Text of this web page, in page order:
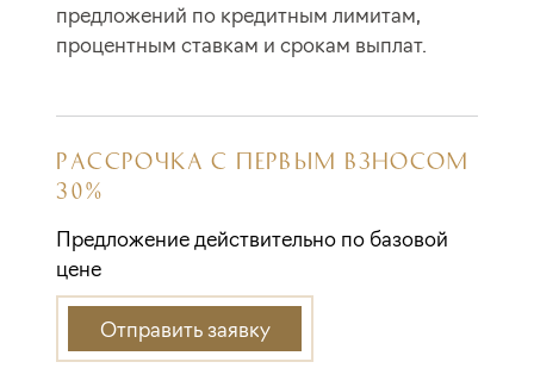
предложений по кредитным лимитам,
процентным ставкам и срокам выплат.
РАССРОЧКА С ПЕРВЫМ ВЗНОСОМ
30%
Предложение действительно по базовой
цене
Отправить заявку